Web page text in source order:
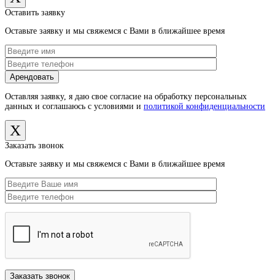
Оставить заявку
Оставьте заявку и мы свяжемся с Вами в ближайшее время
Оставляя заявку, я даю свое согласие на обработку персональных
данных и соглашаюсь с условиями и политикой конфиденциальности
X
Заказать звонок
Оставьте заявку и мы свяжемся с Вами в ближайшее время